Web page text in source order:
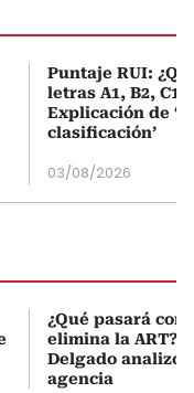
Puntaje RUI:
letras A1, B2, C1
Explicación de
clasificación’
03/08/2026
¿Qué pasará con
elimina la ART?
Delgado analizó
agencia